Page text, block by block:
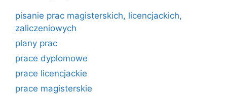
pisanie prac magisterskich, licencjackich,
zaliczeniowych
plany prac
prace dyplomowe
prace licencjackie
prace magisterskie